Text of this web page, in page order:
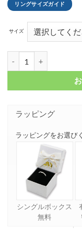
リングサイズガイド
サイズ
ラッピング
ラッピングをお選び
シングルボックス
無料